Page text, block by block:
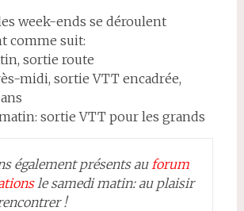
week-ends se déroulent
comme suit:
sortie route
midi, sortie VTT encadrée,
sortie VTT pour les grands
également présents auforum
le samedi matin: au plaisir
!